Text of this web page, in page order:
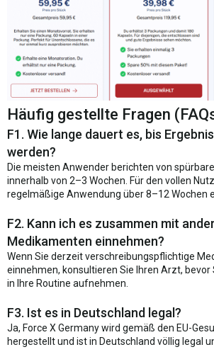
Häufig gestellte Fragen
F1. Wie lange dauert es, bis
werden?
Die meisten Anwender berichten von
innerhalb von 2–3 Wochen. Für den vollen
regelmäßige Anwendung über 8–12 Wochen
F2. Kann ich es zusammen mit
Medikamenten einnehmen?
Wenn Sie derzeit verschreibungspflichtige
einnehmen, konsultieren Sie Ihren Arzt, bevor
in Ihre Routine aufnehmen.
F3. Ist es in Deutschland legal?
Ja, Force X Germany wird gemäß den EU-
hergestellt und ist in Deutschland völlig legal